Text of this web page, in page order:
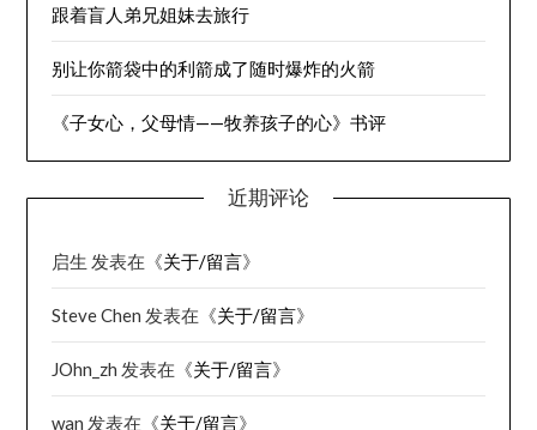
跟着盲人弟兄姐妹去旅行
别让你箭袋中的利箭成了随时爆炸的火箭
《子女心，父母情——牧养孩子的心》书评
近期评论
启生 发表在《关于/留言》
Steve Chen 发表在《关于/留言》
JOhn_zh 发表在《关于/留言》
wan 发表在《关于/留言》